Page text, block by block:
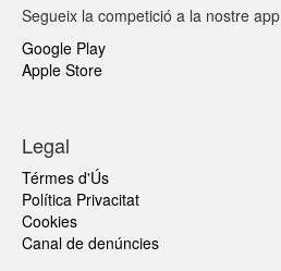
Segueix la competició a la nostre app
Google Play
Apple Store
Legal
Térmes d'Ús
Política Privacitat
Cookies
Canal de denúncies